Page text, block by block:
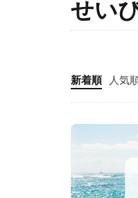
せい
新着順 人気